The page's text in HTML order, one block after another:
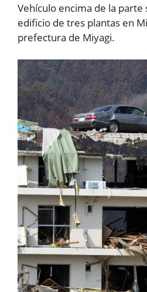
Vehículo encima de la
edificio de tres plantas en
prefectura de Miyagi.